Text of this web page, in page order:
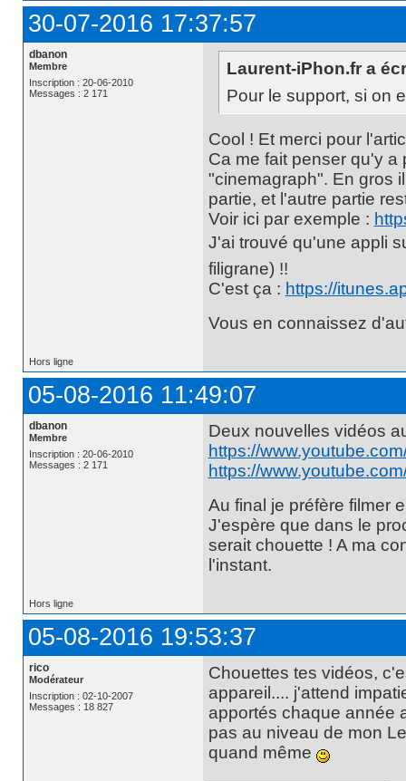
30-07-2016 17:37:57
dbanon
Membre
Inscription : 20-06-2010
Messages : 2 171
Laurent-iPhon.fr a
Pour le support, si on
Cool ! Et merci pour
Ca me fait penser qu'y
"cinemagraph". En gros
partie, et l'autre partie
Voir ici par exemple :
J'ai trouvé qu'une appli
filigrane) !!
C'est ça : https://
Vous en connaissez
Hors ligne
05-08-2016 11:49:07
dbanon
Membre
Inscription : 20-06-2010
Messages : 2 171
Deux nouvelles vidéos
https://
https://
Au final je préfère filmer
J'espère que dans le
serait chouette ! A ma
l'instant.
Hors ligne
05-08-2016 19:53:37
rico
Modérateur
Inscription : 02-10-2007
Messages : 18 827
Chouettes tes vidéos,
appareil.... j'attend
apportés chaque année
pas au niveau de mon
quand même